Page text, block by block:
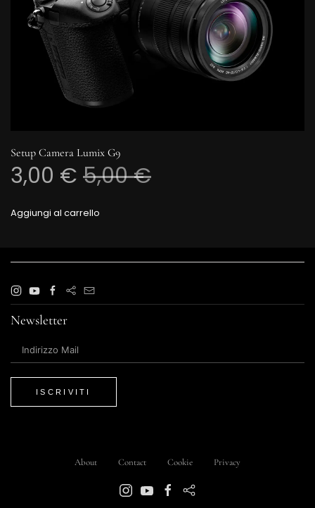
Setup Camera Lumix G9
3,00 € 5,00€
Aggiungi al carrello
Newsletter
ISCRIVITI
About Contact Cookie Privacy